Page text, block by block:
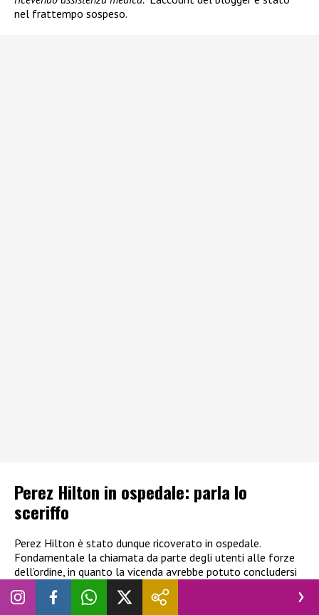
nel frattempo sospeso.
Perez Hilton in ospedale: parla lo
sceriffo
Perez Hilton è stato dunque ricoverato in ospedale.
Fondamentale la chiamata da parte degli utenti alle forze
dell’ordine, in quanto la vicenda avrebbe potuto concludersi
tragicamente. In una nota lo sceriffo ha voluto spiegate
come è stata gestita la situazione: